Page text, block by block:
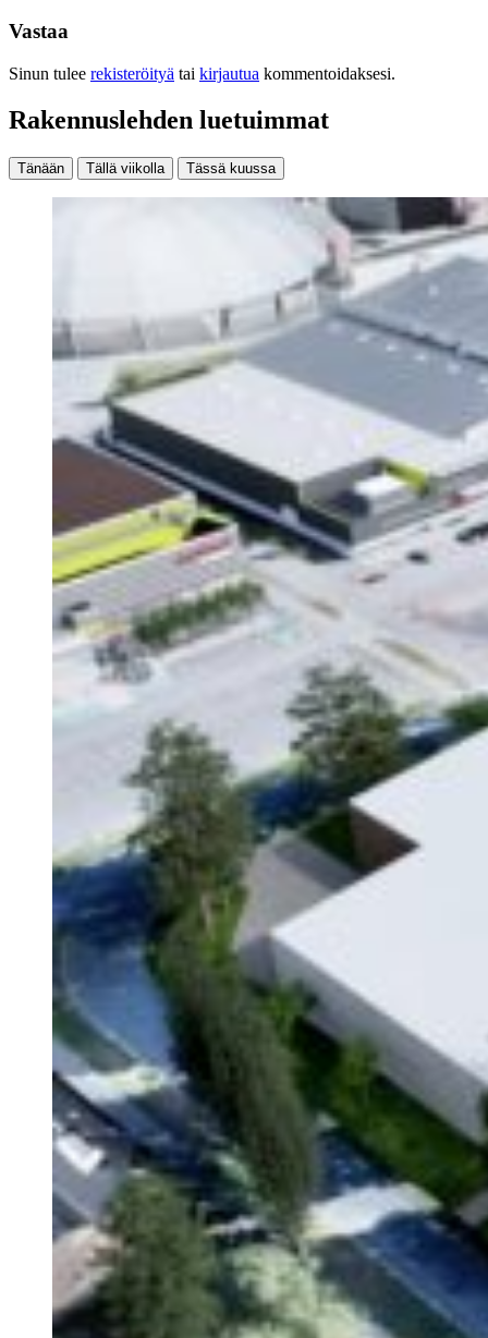
Vastaa
Sinun tulee rekisteröityä tai kirjautua kommentoidaksesi.
Rakennuslehden luetuimmat
Tänään Tällä viikolla Tässä kuussa